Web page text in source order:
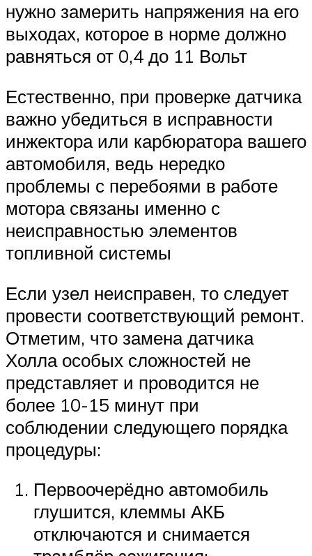
нужно замерить напряжения на его
выходах, которое в норме должно
равняться от 0,4 до 11 Вольт
Естественно, при проверке датчика
важно убедиться в исправности
инжектора или карбюратора вашего
автомобиля, ведь нередко
проблемы с перебоями в работе
мотора связаны именно с
неисправностью элементов
топливной системы
Если узел неисправен, то следует
провести соответствующий ремонт.
Отметим, что замена датчика
Холла особых сложностей не
представляет и проводится не
более 10-15 минут при
соблюдении следующего порядка
процедуры:
Первоочерёдно автомобиль
глушится, клеммы АКБ
отключаются и снимается